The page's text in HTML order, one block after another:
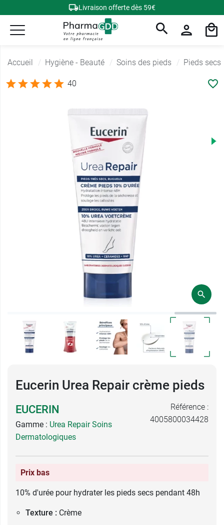
Livraison offerte dès 59€
Accueil Hygiène - Beauté Soins des pieds Pieds secs
40
Eucerin Urea Repair crème pieds
EUCERIN
Gamme : Urea Repair Soins
Dermatologiques
Référence :
4005800034428
Prix bas
10% d'urée pour hydrater les pieds secs pendant 48h
Texture : Crème